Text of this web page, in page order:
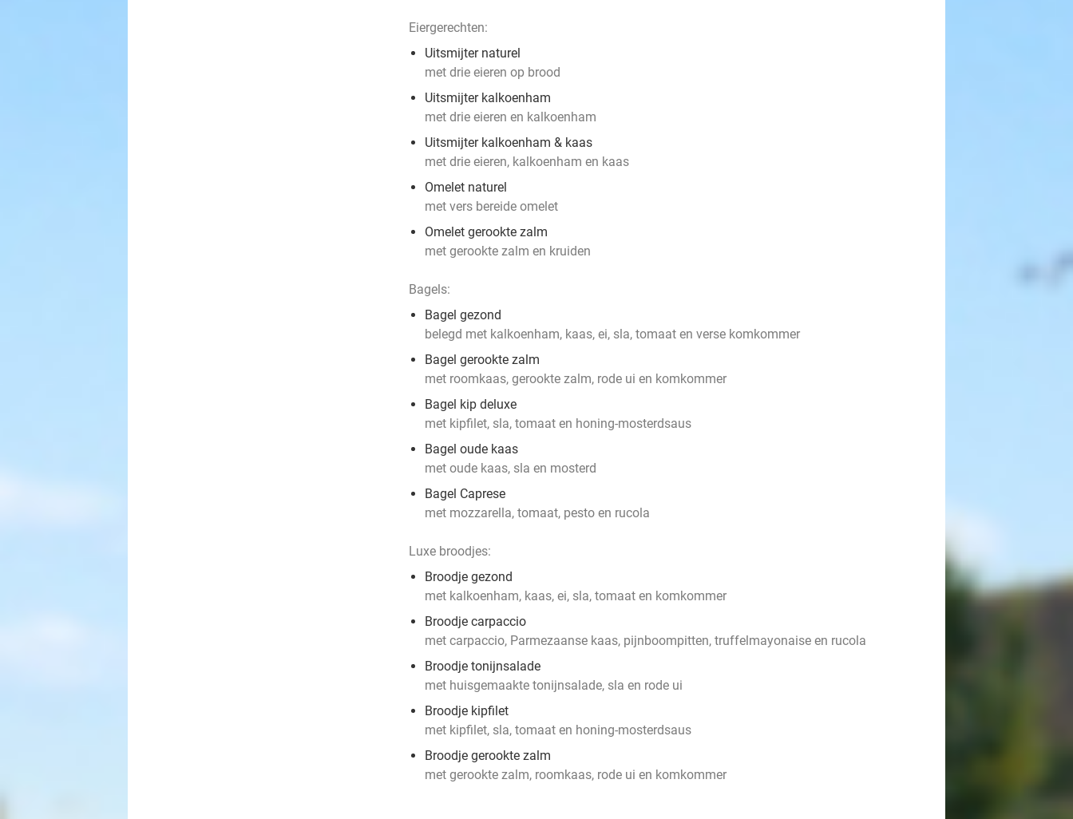
Eiergerechten:
Uitsmijter naturel
met drie eieren op brood
Uitsmijter kalkoenham
met drie eieren en kalkoenham
Uitsmijter kalkoenham & kaas
met drie eieren, kalkoenham en kaas
Omelet naturel
met vers bereide omelet
Omelet gerookte zalm
met gerookte zalm en kruiden
Bagels:
Bagel gezond
belegd met kalkoenham, kaas, ei, sla, tomaat en verse komkommer
Bagel gerookte zalm
met roomkaas, gerookte zalm, rode ui en komkommer
Bagel kip deluxe
met kipfilet, sla, tomaat en honing-mosterdsaus
Bagel oude kaas
met oude kaas, sla en mosterd
Bagel Caprese
met mozzarella, tomaat, pesto en rucola
Luxe broodjes:
Broodje gezond
met kalkoenham, kaas, ei, sla, tomaat en komkommer
Broodje carpaccio
met carpaccio, Parmezaanse kaas, pijnboompitten, truffelmayonaise en rucola
Broodje tonijnsalade
met huisgemaakte tonijnsalade, sla en rode ui
Broodje kipfilet
met kipfilet, sla, tomaat en honing-mosterdsaus
Broodje gerookte zalm
met gerookte zalm, roomkaas, rode ui en komkommer